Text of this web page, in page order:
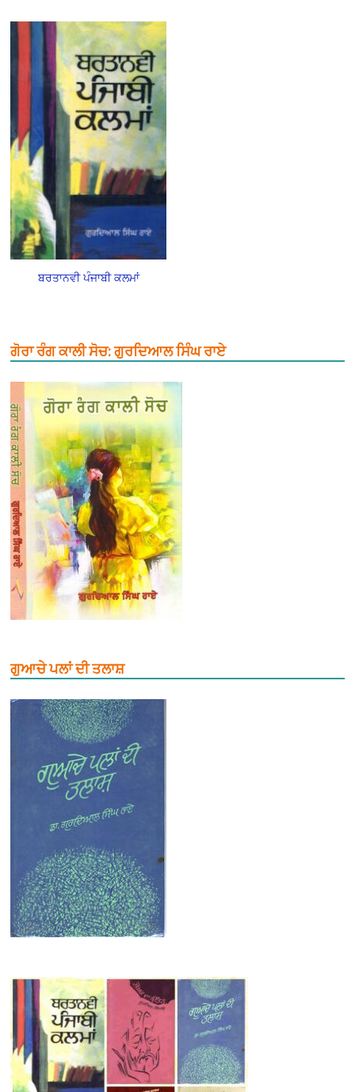
ਬਰਤਾਨਵੀ ਪੰਜਾਬੀ ਕਲਮਾਂ
ਗੋਰਾ ਰੰਗ ਕਾਲੀ ਸੋਚ: ਗੁਰਦਿਆਲ ਸਿੰਘ ਰਾਏ
ਗੁਆਚੇ ਪਲਾਂ ਦੀ ਤਲਾਸ਼